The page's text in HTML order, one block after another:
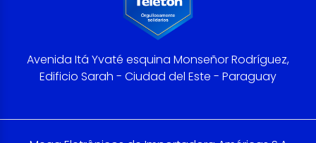
Avenida Itá Yvaté esquina Monseñor Rodríguez,
Edificio Sarah - Ciudad del Este - Paraguay